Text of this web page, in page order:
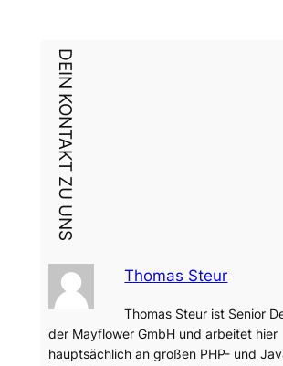
DEIN KONTAKT ZU UNS
Thomas Steur
Thomas Steur ist Senior
der Mayflower GmbH und arbeitet hier
hauptsächlich an großen PHP- und